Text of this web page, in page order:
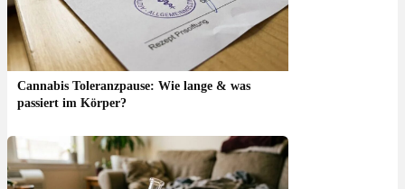
Cannabis Toleranzpause: Wie lange & was
passiert im Körper?